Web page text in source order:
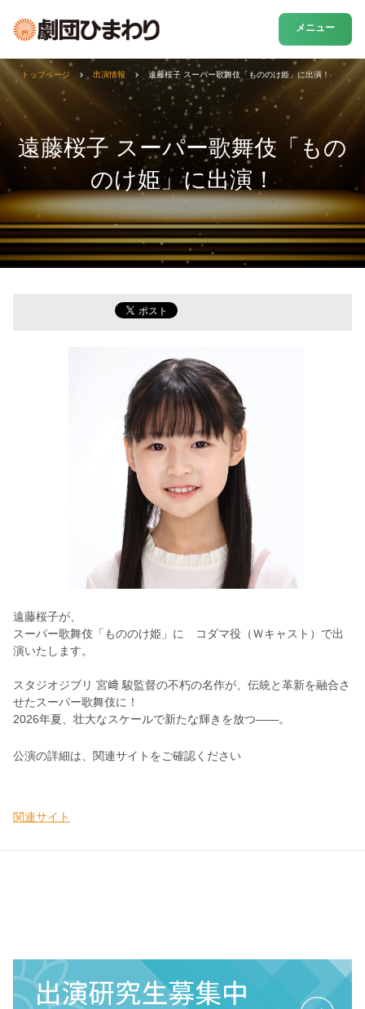
メニュー
遠藤桜子 スーパー歌舞伎「もの
のけ姫」に出演！
トップページ 出演情報 遠藤桜子 スーパー歌舞伎「もののけ姫」に出演！
遠藤桜子が、
スーパー歌舞伎「もののけ姫」に コダマ役（Ｗキャスト）で出
演いたします。
スタジオジブリ 宮﨑 駿監督の不朽の名作が、伝統と革新を融合さ
せたスーパー歌舞伎に！
2026年夏、壮大なスケールで新たな輝きを放つ――。
公演の詳細は、関連サイトをご確認ください
関連サイト